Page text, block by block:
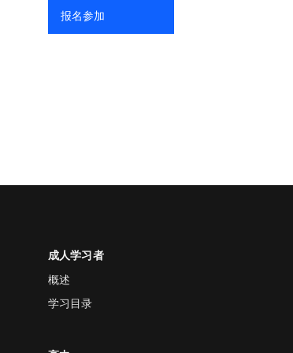
报名参加
成人学习者
概述
学习目录